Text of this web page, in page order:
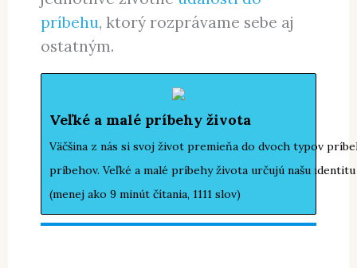
budúcnosti a sledovať svoj zámer,
ktorý nás tam ženie. A potom sa
vieme aj obzrieť dozadu a dávať si
jednotlivé životnéudalosti do
príbehu, ktorý rozprávame sebe aj
ostatným.
Veľké a malé príbehy života